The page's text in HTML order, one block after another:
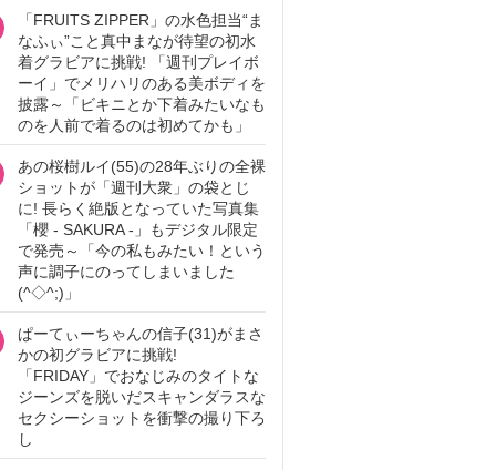
「FRUITS ZIPPER」の水色担当“ま
なふぃ”こと真中まなが待望の初水
着グラビアに挑戦! 「週刊プレイボ
ーイ」でメリハリのある美ボディを
披露～「ビキニとか下着みたいなも
のを人前で着るのは初めてかも」
あの桜樹ルイ(55)の28年ぶりの全裸
ショットが「週刊大衆」の袋とじ
に! 長らく絶版となっていた写真集
「櫻 - SAKURA -」もデジタル限定
で発売～「今の私もみたい！という
声に調子にのってしまいました
(^◇^;)」
ぱーてぃーちゃんの信子(31)がまさ
かの初グラビアに挑戦!
「FRIDAY」でおなじみのタイトな
ジーンズを脱いだスキャンダラスな
セクシーショットを衝撃の撮り下ろ
し